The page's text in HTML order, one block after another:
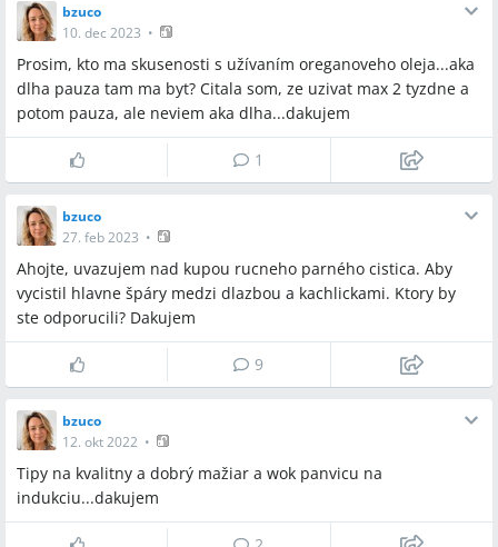
bzuco
10. dec 2023 •
Prosim, kto ma skusenosti s užívaním oreganoveho oleja...aka
dlha pauza tam ma byt? Citala som, ze uzivat max 2 tyzdne a
potom pauza, ale neviem aka dlha...dakujem
1
bzuco
27. feb 2023 •
Ahojte, uvazujem nad kupou rucneho parného cistica. Aby
vycistil hlavne špáry medzi dlazbou a kachlickami. Ktory by
ste odporucili? Dakujem
9
bzuco
12. okt 2022 •
Tipy na kvalitny a dobrý mažiar a wok panvicu na
indukciu...dakujem